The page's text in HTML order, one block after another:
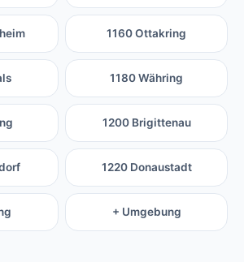
1160 Ottakring
1180 Währing
1200 Brigittenau
1220 Donaustadt
+ Umgebung